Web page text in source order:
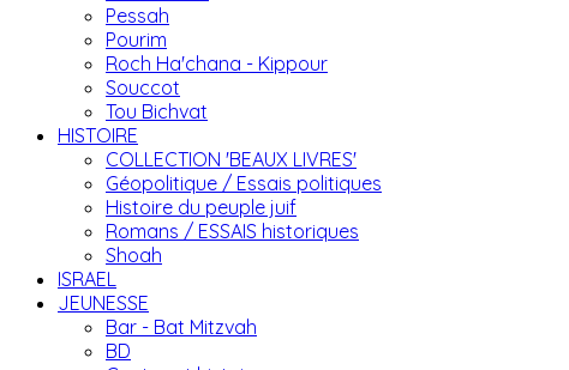
Pessah
Pourim
Roch Ha'chana - Kippour
Souccot
Tou Bichvat
HISTOIRE
COLLECTION 'BEAUX LIVRES'
Géopolitique / Essais politiques
Histoire du peuple juif
Romans / ESSAIS historiques
Shoah
ISRAEL
JEUNESSE
Bar - Bat Mitzvah
BD